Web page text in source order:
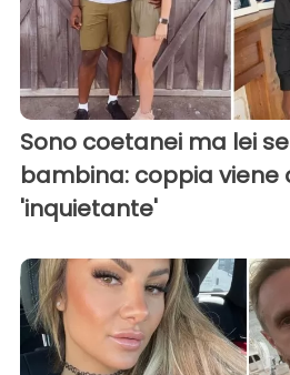
Sono coetanei ma lei
bambina: coppia viene
'inquietante'